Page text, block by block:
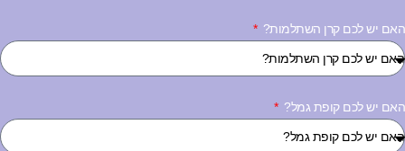
יש לכם קרן השתלמות?
יש לכם קופת גמל?